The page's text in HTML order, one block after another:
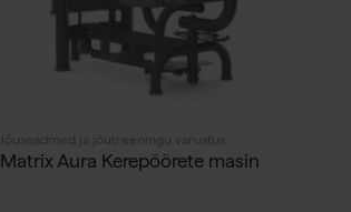
Jõuseadmed ja jõutreeningu varustus
Matrix Aura Kerepöörete masin